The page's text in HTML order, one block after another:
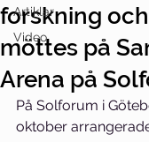
Artiklar
Video
forskning
möttes på
Arena på
På Solforum i
oktober